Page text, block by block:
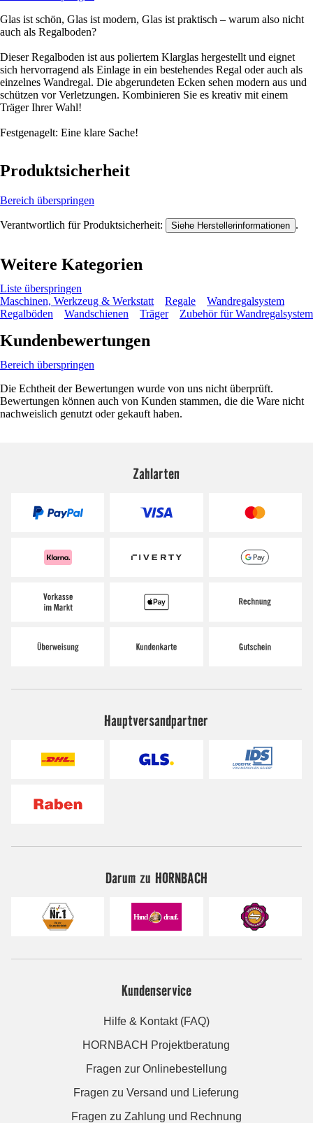
Glas ist schön, Glas ist modern, Glas ist praktisch – warum also nicht
auch als Regalboden?
Dieser Regalboden ist aus poliertem Klarglas hergestellt und eignet
sich hervorragend als Einlage in ein bestehendes Regal oder auch als
einzelnes Wandregal. Die abgerundeten Ecken sehen modern aus und
schützen vor Verletzungen. Kombinieren Sie es kreativ mit einem
Träger Ihrer Wahl!
Festgenagelt: Eine klare Sache!
Produktsicherheit
Bereich überspringen
Verantwortlich für Produktsicherheit: Siehe Herstellerinformationen .
Weitere Kategorien
Liste überspringen
Maschinen, Werkzeug & Werkstatt
Regale
Wandregalsystem
Regalböden
Wandschienen Träger Zubehör für Wandregalsystem
Kundenbewertungen
Bereich überspringen
Die Echtheit der Bewertungen wurde von uns nicht überprüft.
Bewertungen können auch von Kunden stammen, die die Ware nicht
nachweislich genutzt oder gekauft haben.
Zahlarten
Hauptversandpartner
Darum zu HORNBACH
Kundenservice
Hilfe & Kontakt (FAQ)
HORNBACH Projektberatung
Fragen zur Onlinebestellung
Fragen zu Versand und Lieferung
Fragen zu Zahlung und Rechnung